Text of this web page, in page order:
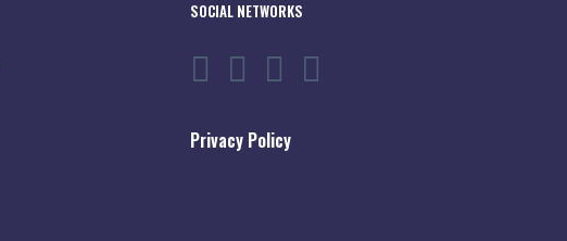
SOCIAL NETWORKS
Privacy Policy